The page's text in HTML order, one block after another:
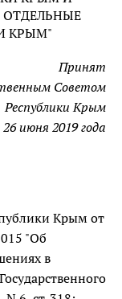
КРЫМ"
Принят
Советом
Республики Крым
26 июня 2019 года
Крым от
"Об
в